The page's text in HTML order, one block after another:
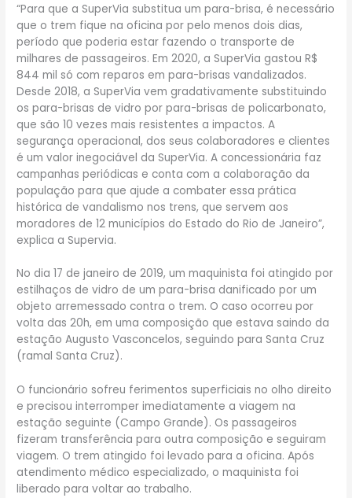
“Para que a SuperVia substitua um para-brisa, é necessário
que o trem fique na oficina por pelo menos dois dias,
período que poderia estar fazendo o transporte de
milhares de passageiros. Em 2020, a SuperVia gastou R$
844 mil só com reparos em para-brisas vandalizados.
Desde 2018, a SuperVia vem gradativamente substituindo
os para-brisas de vidro por para-brisas de policarbonato,
que são 10 vezes mais resistentes a impactos. A
segurança operacional, dos seus colaboradores e clientes
é um valor inegociável da SuperVia. A concessionária faz
campanhas periódicas e conta com a colaboração da
população para que ajude a combater essa prática
histórica de vandalismo nos trens, que servem aos
moradores de 12 municípios do Estado do Rio de Janeiro”,
explica a Supervia.
No dia 17 de janeiro de 2019, um maquinista foi atingido por
estilhaços de vidro de um para-brisa danificado por um
objeto arremessado contra o trem. O caso ocorreu por
volta das 20h, em uma composição que estava saindo da
estação Augusto Vasconcelos, seguindo para Santa Cruz
(ramal Santa Cruz).
O funcionário sofreu ferimentos superficiais no olho direito
e precisou interromper imediatamente a viagem na
estação seguinte (Campo Grande). Os passageiros
fizeram transferência para outra composição e seguiram
viagem. O trem atingido foi levado para a oficina. Após
atendimento médico especializado, o maquinista foi
liberado para voltar ao trabalho.